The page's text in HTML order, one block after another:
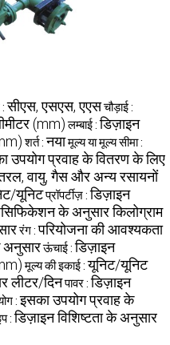
:सीएस, एसएस, एएसचौड़ाई :
(mm) लम्बाई :डिज़ाइन
शर्त :नयामूल्य या मूल्य सीमा :
उपयोग प्रवाह के वितरण के लिए
वायु, गैस और अन्य रसायनों
यूनिटप्रॉपर्टीज़ :डिज़ाइन
के अनुसार किलोग्राम
रंग :परियोजना की आवश्यकता
अनुसारऊंचाई :डिज़ाइन
मूल्य की इकाई :यूनिट/यूनिट
लीटर/दिनपावर :डिज़ाइन
:इसका उपयोग प्रवाह के
:डिज़ाइन विशिष्टता के अनुसार